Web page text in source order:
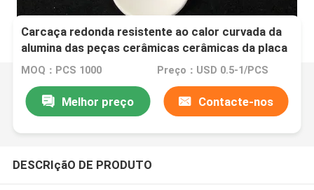
Carcaça redonda resistente ao calor curvada da
alumina das peças cerâmicas cerâmicas da placa
95
MOQ：PCS 1000 Preço：USD 0.5-1/PCS
Melhor preço Contacte-nos
DESCRIçãO DE PRODUTO